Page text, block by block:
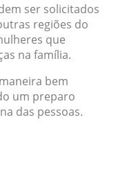
ser solicitados
regiões do
que
na família.
bem
um preparo
das pessoas.